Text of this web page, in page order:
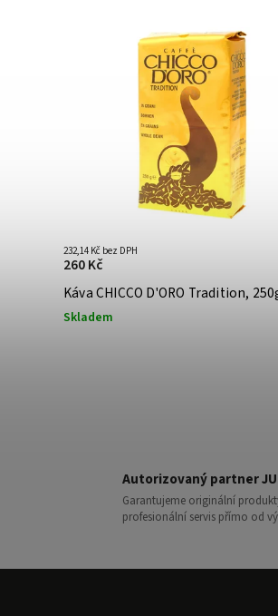
Nejprodávanější
Abecedně
Káva CHICCO D'ORO Tradition,
Skladem
232,14 Kč bez DPH
260 Kč
Autorizovaný partner
Garantujeme originální
profesionální servis přímo od